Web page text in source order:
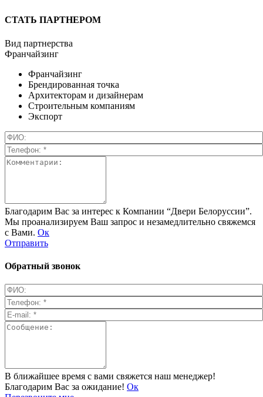
СТАТЬ ПАРТНЕРОМ
Вид партнерства
Франчайзинг
Франчайзинг
Брендированная точка
Архитекторам и дизайнерам
Строительным компаниям
Экспорт
Благодарим Вас за интерес к Компании “Двери Белоруссии”.
Мы проанализируем Ваш запрос и незамедлительно свяжемся
с Вами. Ок
Отправить
Обратный звонок
В ближайшее время с вами свяжется наш менеджер!
Благодарим Вас за ожидание! Ок